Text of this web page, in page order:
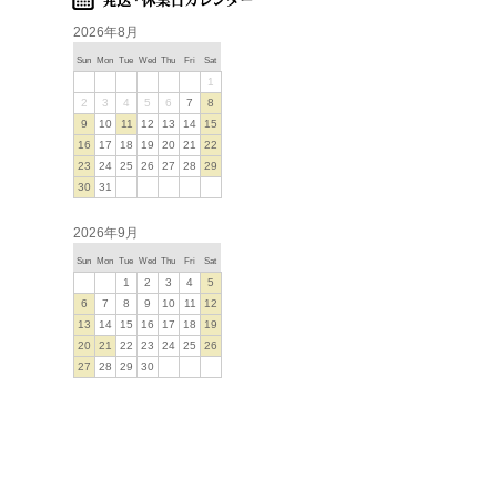
2026年8月
Sun Mon Tue Wed Thu Fri Sat
1
2
3 4 5 6 7
8
9
10 11 12 13 14
15
16
17 18 19 20 21
22
23
24 25 26 27 28
29
30
31
2026年9月
Sun Mon Tue Wed Thu Fri Sat
1 2 3 4
5
6
7 8 9 10 11
12
13
14 15 16 17 18
19
20
21 22 23 24 25
26
27
28 29 30